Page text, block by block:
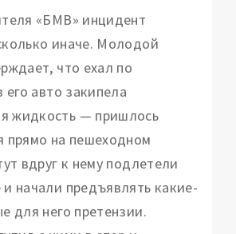
«БМВ» инцидент
иначе. Молодой
что ехал по
его авто закипела
жидкость — пришлось
прямо на пешеходном
вдруг к нему подлетели
начали предъявлять какие-
для него претензии.